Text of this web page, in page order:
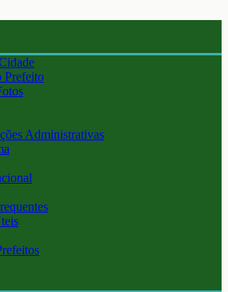
Prefeito
Administrativas